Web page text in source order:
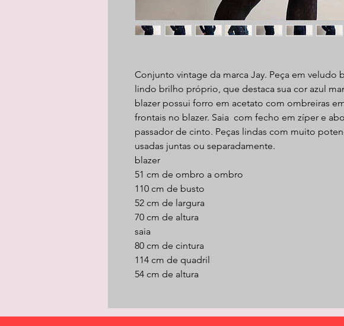
Conjunto vintage da marca Jay. Peça em veludo
lindo brilho próprio, que destaca sua cor azul
blazer possui forro em acetato com ombreiras
frontais no blazer. Saia com fecho em zíper e
passador de cinto. Peças lindas com muito
usadas juntas ou separadamente.
blazer
51 cm de ombro a ombro
110 cm de busto
52 cm de largura
70 cm de altura
saia
80 cm de cintura
114 cm de quadril
54 cm de altura